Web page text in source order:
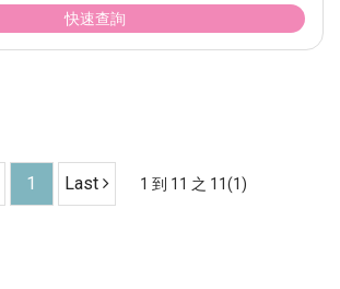
快速查詢
1 Last 1 到 11 之 11(1)